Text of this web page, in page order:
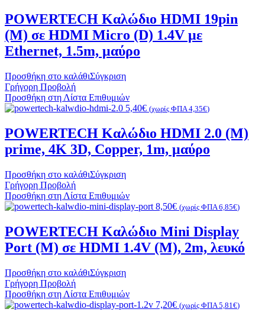
POWERTECH Καλώδιο HDMI 19pin
(Μ) σε HDMI Micro (D) 1.4V με
Ethernet, 1.5m, μαύρο
Προσθήκη στο καλάθιΣύγκριση
Γρήγορη Προβολή
Προσθήκη στη Λίστα Επιθυμιών
5,40€ (χωρίς ΦΠΑ4,35€)
POWERTECH Καλώδιο HDMI 2.0 (Μ)
prime, 4K 3D, Copper, 1m, μαύρο
Προσθήκη στο καλάθιΣύγκριση
Γρήγορη Προβολή
Προσθήκη στη Λίστα Επιθυμιών
8,50€ (χωρίς ΦΠΑ6,85€)
POWERTECH Καλώδιο Mini Display
Port (M) σε HDMI 1.4V (M), 2m, λευκό
Προσθήκη στο καλάθιΣύγκριση
Γρήγορη Προβολή
Προσθήκη στη Λίστα Επιθυμιών
7,20€ (χωρίς ΦΠΑ 5,81 €)